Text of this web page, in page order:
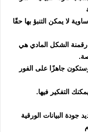
لا يمكن التنبؤ بها حقًا
الشكل المادي هي
جاهزًا على الفور
التفكير فيها.
البيانات الورقية